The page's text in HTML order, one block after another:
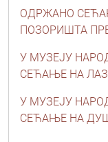
ОДРЖАНО
ПОЗОРИШТА
У МУЗЕЈУ
СЕЋАЊЕ НА
У МУЗЕЈУ
СЕЋАЊЕ НА